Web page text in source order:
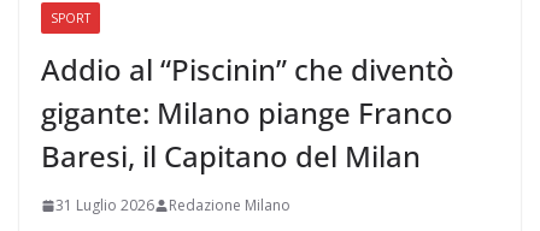
SPORT
Addio al “Piscinin” che diventò
gigante: Milano piange Franco
Baresi, il Capitano del Milan
31 Luglio 2026 Redazione Milano